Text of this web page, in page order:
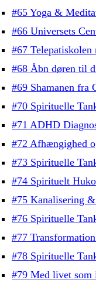
#65 Yoga &
#66 Universets
#67
#68 Åbn døren til
#69 Shamanen fra
#70 Spirituelle
#71 ADHD
#72 Afhængighed
#73 Spirituelle
#74 Spirituelt
#75 Kanalisering
#76 Spirituelle
#77
#78 Spirituelle
#79 Med livet som